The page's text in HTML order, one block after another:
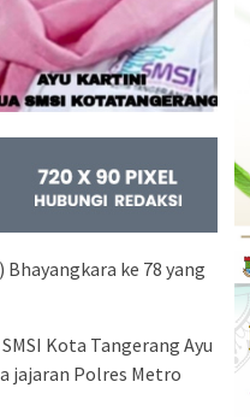
ke 78 yang
Kota Tangerang Ayu
jajaran Polres Metro